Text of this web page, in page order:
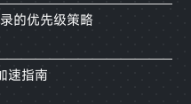
的优先级策略
速指南